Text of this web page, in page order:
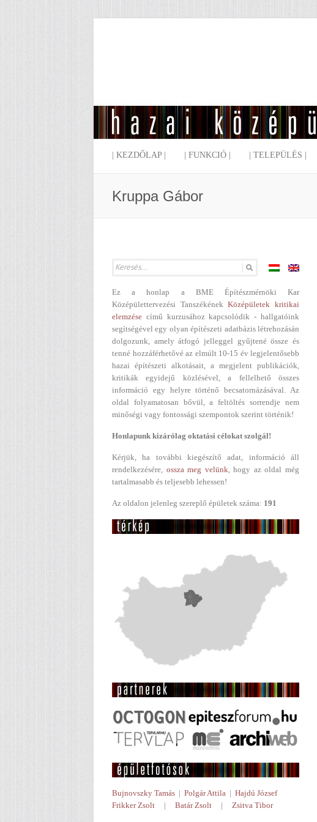
| KEZDŐLAP | | FUNKCIÓ | | TELEPÜLÉS |
Kruppa Gábor
Ez a honlap a BME Építészmérnöki Kar
Középülettervezési TanszékénekKözépületek kritikai
elemzése című kurzusához kapcsolódik - hallgatóink
segítségével egy olyan építészeti adatbázis létrehozásán
dolgozunk, amely átfogó jelleggel gyűjtené össze és
tenné hozzáférhetővé az elmúlt 10-15 év legjelentősebb
hazai építészeti alkotásait, a megjelent publikációk,
kritikák egyidejű közlésével, a fellelhető összes
információ egy helyre történő becsatornázásával. Az
oldal folyamatosan bővül, a feltöltés sorrendje nem
minőségi vagy fontossági szempontok szerint történik!
Honlapunk kizárólag oktatási célokat szolgál!
Kérjük, ha további kiegészítő adat, információ áll
rendelkezésére, ossza meg velünk, hogy az oldal még
tartalmasabb és teljesebb lehessen!
Az oldalon jelenleg szereplő épületek száma: 191
Bujnovszky Tamás | Polgár Attila | Hajdú József
Frikker Zsolt | Batár Zsolt | Zsitva Tibor